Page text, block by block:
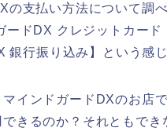
の支払い方法について調
ードDX クレジットカー
銀行振り込み】という感
インドガードDXのお店
きるのか？それともで